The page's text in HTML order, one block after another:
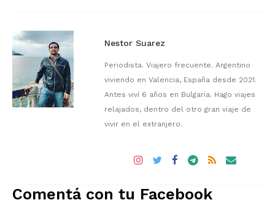
Nestor Suarez
Periodista. Viajero frecuente. Argentino
viviendo en Valencia, España desde 2021.
Antes viví 6 años en Bulgaria. Hago viajes
relajados, dentro del otro gran viaje de
vivir en el extranjero.
Comentá con tu Facebook